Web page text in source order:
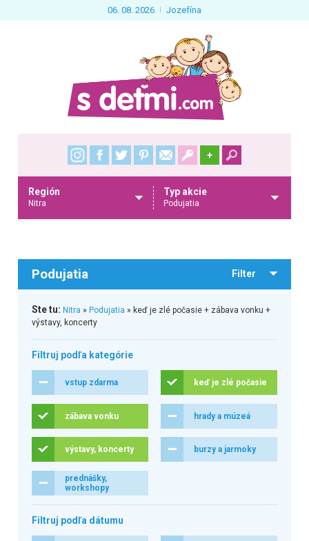
06. 08. 2026 Jozefína
+
Región
Nitra
Typ akcie
Podujatia
Podujatia Filter
Ste tu: Nitra » Podujatia » keď je zlé počasie + zábava vonku +
výstavy, koncerty
Filtruj podľa kategórie
vstup zdarma keď je zlé počasie
zábava vonku hrady a múzeá
výstavy, koncerty burzy a jarmoky
prednášky,
workshopy
Filtruj podľa dátumu